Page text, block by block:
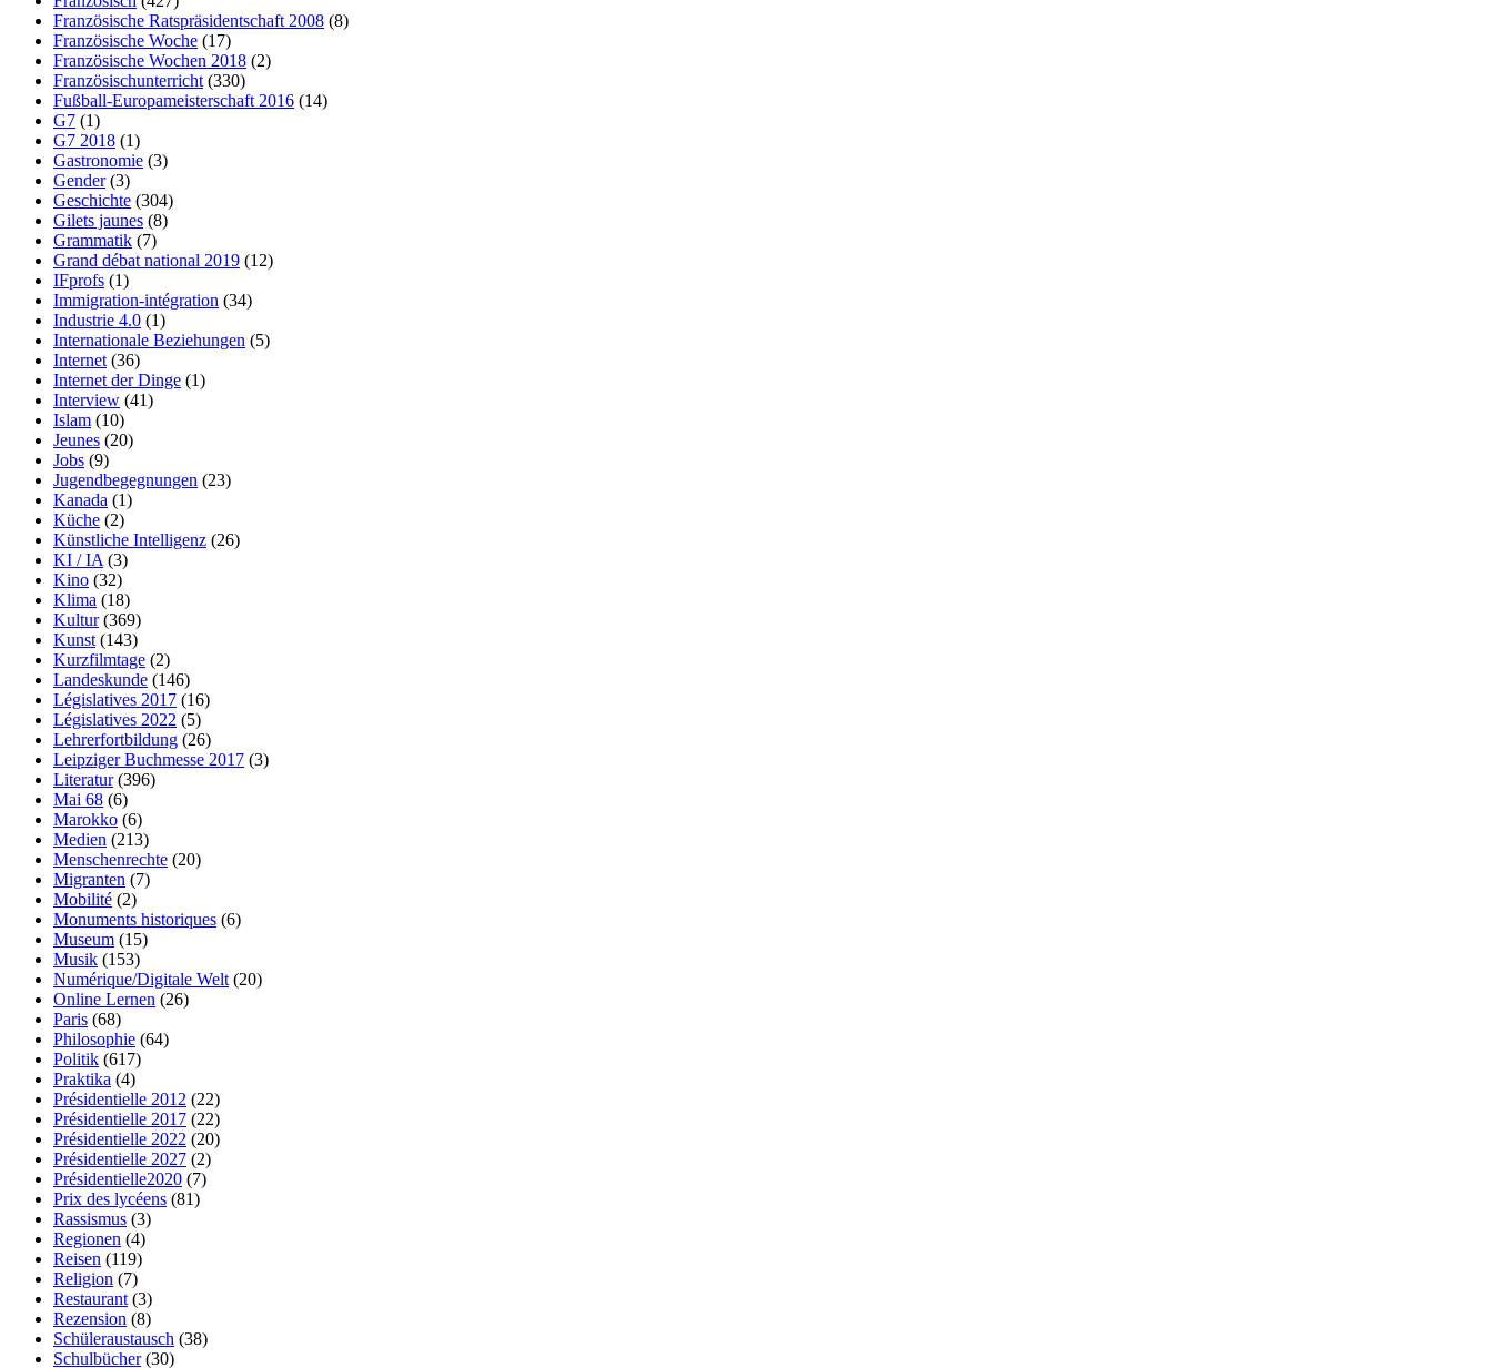
Französische Ratspräsidentschaft 2008 (8)
Französische Woche (17)
Französische Wochen 2018 (2)
Französischunterricht (330)
Fußball-Europameisterschaft 2016 (14)
G7 (1)
G7 2018 (1)
Gastronomie (3)
Gender(3)
Geschichte (304)
Gilets jaunes (8)
Grammatik (7)
Grand débat national 2019 (12)
IFprofs (1)
Immigration-intégration (34)
Industrie 4.0 (1)
Internationale Beziehungen (5)
Internet (36)
Internet der Dinge (1)
Interview (41)
Islam (10)
Jeunes (20)
Jobs (9)
Jugendbegegnungen (23)
Kanada (1)
Küche (2)
Künstliche Intelligenz (26)
KI / IA (3)
Kino (32)
Klima (18)
Kultur(369)
Kunst (143)
Kurzfilmtage (2)
Landeskunde (146)
Législatives 2017 (16)
Législatives 2022 (5)
Lehrerfortbildung (26)
Leipziger Buchmesse 2017 (3)
Literatur(396)
Mai 68 (6)
Marokko (6)
Medien (213)
Menschenrechte (20)
Migranten (7)
Mobilité (2)
Monuments historiques (6)
Museum (15)
Musik (153)
Numérique/Digitale Welt (20)
Online Lernen (26)
Paris (68)
Philosophie (64)
Politik (617)
Praktika (4)
Présidentielle 2012 (22)
Présidentielle 2017 (22)
Présidentielle 2022 (20)
Présidentielle 2027 (2)
Présidentielle2020 (7)
Prix des lycéens (81)
Rassismus (3)
Regionen (4)
Reisen (119)
Religion (7)
Restaurant (3)
Rezension (8)
Schüleraustausch (38)
Schulbücher(30)